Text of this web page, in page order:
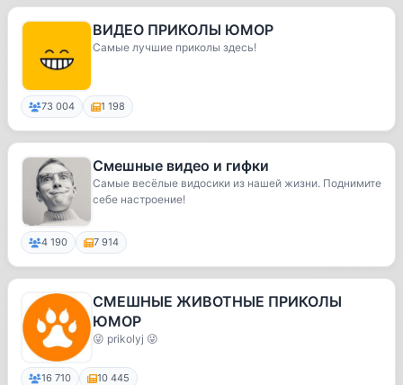
ВИДЕО ПРИКОЛЫ ЮМОР
Самые лучшие приколы здесь!
73 004 1 198
Смешные видео и гифки
Самые весёлые видосики из нашей жизни. Поднимите
себе настроение!
4 190 7 914
СМЕШНЫЕ ЖИВОТНЫЕ ПРИКОЛЫ
ЮМОР
😜 prikolyj 😜
16 710 10 445